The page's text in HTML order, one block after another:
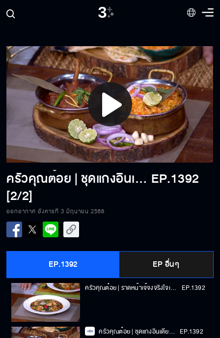
Play
Video
ครัวคุณต๋อย | ชุดแกงอินเดียกัดหนึ่งคำเหมือนบินไปถึงดูไบ | 03-06-2025 EP.1392
[2/2]
ออกอากาศ อังคารที่ 3 มิถุนายน 2568
EP.1392 EP อื่นๆ
ครัวคุณต๋อย | ราดหน้าเจ้จงจริงใจเหมือนหน้าตา | 03-06-2025 EP.1392
ครัวคุณต๋อย | ชุดแกงอินเดียกัดหนึ่งคำเหมือนบินไปถึงดูไบ | 03-06-2025 EP.1392